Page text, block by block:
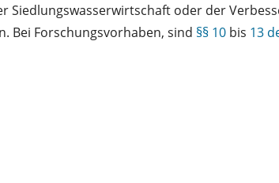
oder der
Bei Forschungsvorhaben, sind §§ 10 bis 13